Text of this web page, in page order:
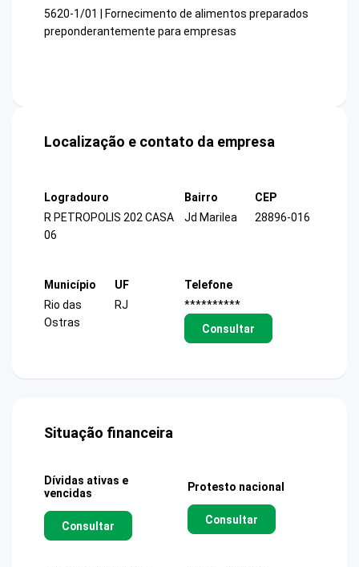
5620-1/01 | Fornecimento de alimentos preparados
preponderantemente para empresas
Localização e contato da empresa
Logradouro
R PETROPOLIS 202 CASA
06
Bairro
Jd Marilea
CEP
28896-016
Município
Rio das
Ostras
UF
RJ
Telefone
**********
Consultar
Situação financeira
Dívidas ativas e
vencidas
Consultar
Protesto nacional
Consultar